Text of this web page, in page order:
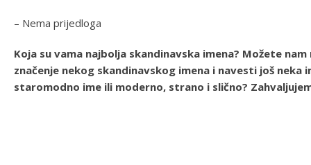
– Nema prijedloga
Koja su vama najbolja skandinavska imena? Možete
značenje nekog skandinavskog imena i navesti još
staromodno ime ili moderno, strano i slično?